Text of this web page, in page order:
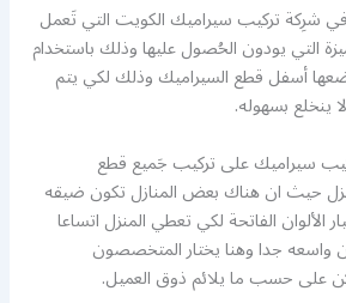
في شرِكة تركيب سيراميك الكويت التي تَعمل
التي يودون الحُصول عليها وذلك باستخدام
أسفل قطع السيراميك وذلك لكي يتم
ينخلع بسهوله.
سيراميك على تركيب جَميع قطع
حيث ان هناك بعض المنازل تكون ضيقه
الألوان الفاتحة لكي تعطي المنزل اتساعا
واسعه جدا وهنا يختار المتخصصون
على حسب ما يلائم ذوق العميل.